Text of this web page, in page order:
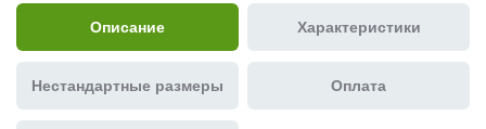
Описание Характеристики
Нестандартные размеры Оплата